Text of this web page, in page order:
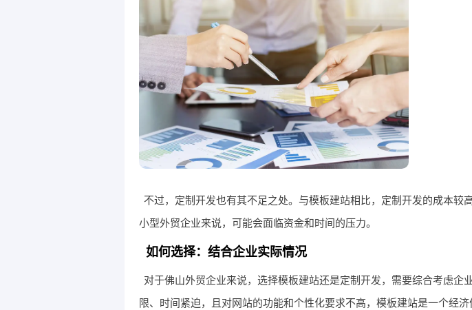
不过，定制开发也有其不足之处。与模板建站相比，定制开发的成本较
小型外贸企业来说，可能会面临资金和时间的压力。
如何选择：结合企业实际情况
对于佛山外贸企业来说，选择模板建站还是定制开发，需要综合考虑企
限、时间紧迫，且对网站的功能和个性化要求不高，模板建站是一个经